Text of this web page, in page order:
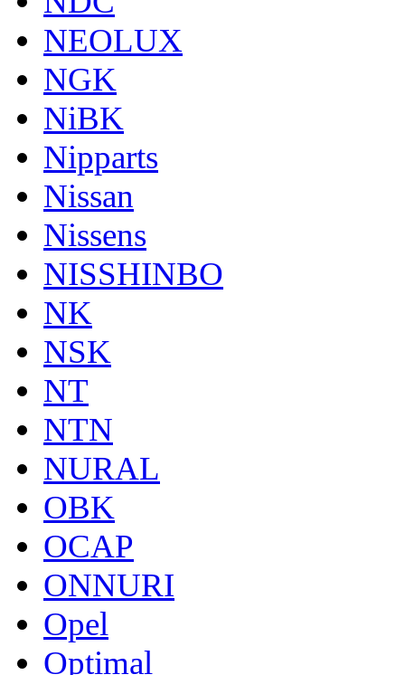
NEOLUX
NGK
NiBK
Nipparts
Nissan
Nissens
NISSHINBO
NK
NSK
NT
NTN
NURAL
OBK
OCAP
ONNURI
Opel
Optimal